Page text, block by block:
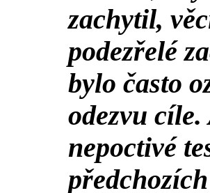
zachytil,
podezřelé
bylo často
odezvu
nepoctivé